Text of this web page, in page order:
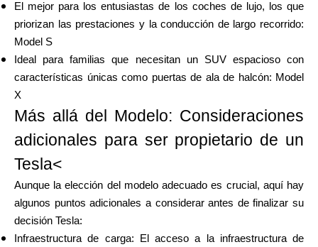
El mejor para los entusiastas de los coches de lujo, los que
priorizan las prestaciones y la conducción de largo recorrido:
Model S
Ideal para familias que necesitan un SUV espacioso con
características únicas como puertas de ala de halcón: Model
X
Más allá del Modelo: Consideraciones
adicionales para ser propietario de un
Tesla<
Aunque la elección del modelo adecuado es crucial, aquí hay
algunos puntos adicionales a considerar antes de finalizar su
decisión Tesla:
Infraestructura de carga: El acceso a la infraestructura de